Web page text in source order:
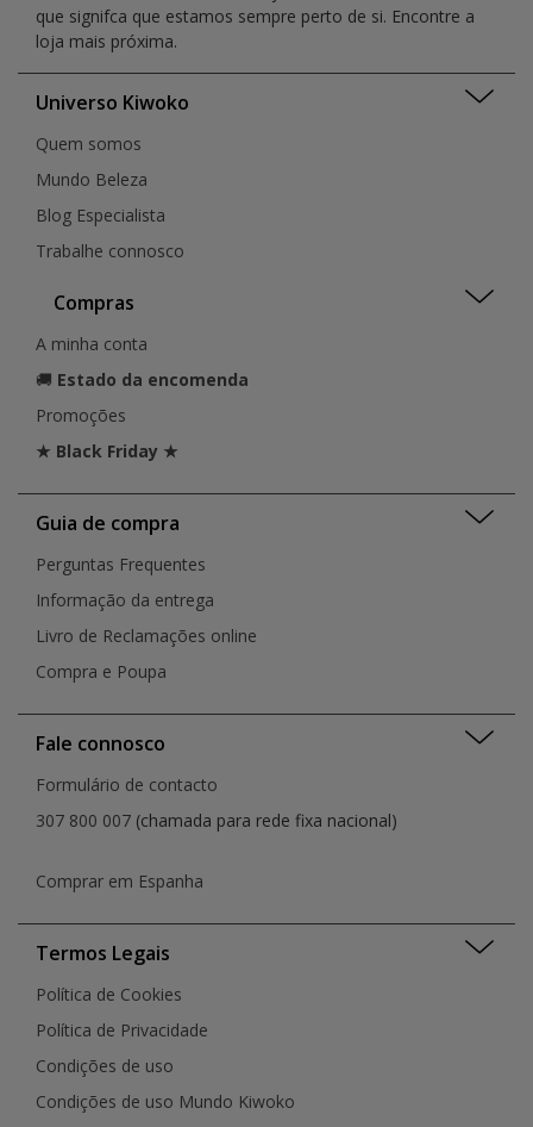
que signifca que estamos sempre perto de si. Encontre a
loja mais próxima.
Universo Kiwoko
Quem somos
Mundo Beleza
Blog Especialista
Trabalhe connosco
Compras
A minha conta
🚚 Estado da encomenda
Promoções
★ Black Friday ★
Guia de compra
Perguntas Frequentes
Informação da entrega
Livro de Reclamações online
Compra e Poupa
Fale connosco
Formulário de contacto
307 800 007 (chamada para rede fixa nacional)
Comprar em Espanha
Termos Legais
Política de Cookies
Política de Privacidade
Condições de uso
Condições de uso Mundo Kiwoko